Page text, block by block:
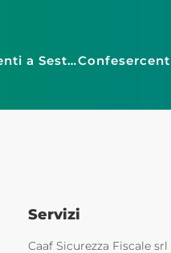
Confesercenti Liguria: inaugurazione nuova sede Confesercenti a Sestri Levante e Open Day
Servizi
Caaf Sicurezza Fiscale srl